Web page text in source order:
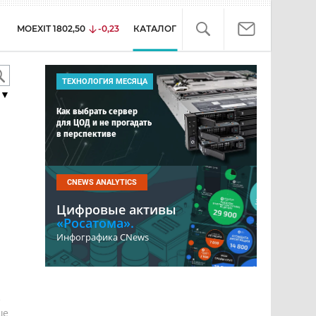
MOEXIT 1802,50 -0,23 КАТАЛОГ
ТЕХНОЛОГИЯ МЕСЯЦА
Как выбрать сервер
для ЦОД и не прогадать
в перспективе
CNEWS ANALYTICS
Цифровые активы
«Росатома».
Инфографика CNews